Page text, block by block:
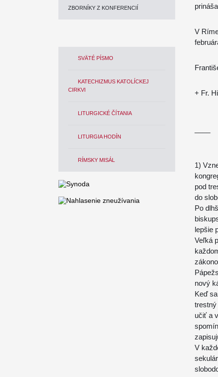
ZBORNÍKY Z KONFERENCIÍ
SVÄTÉ PÍSMO
KATECHIZMUS KATOLÍCKEJ
CIRKVI
LITURGICKÉ ČÍTANIA
LITURGIA HODÍN
RÍMSKY MISÁL
V
+ Fr.
1)
pod
do
Po
lepšie
Veľká
nový
Keď
učiť a
V